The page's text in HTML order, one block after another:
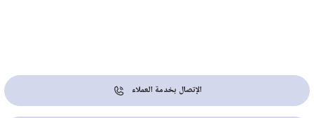
الإتصال بخدمة العملاء